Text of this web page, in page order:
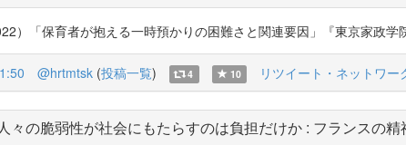
）「保育者が抱える一時預かりの困難さと関連要因」『東京家政
@hrtmtsk (投稿一覧) 4 10 リツイート・ネットワー
々の脆弱性が社会にもたらすのは負担だけか : フランスの